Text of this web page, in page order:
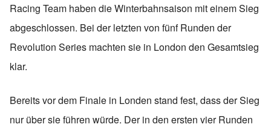
Racing Team haben die Winterbahnsaison mit einem Sieg
abgeschlossen. Bei der letzten von fünf Runden der
Revolution Series machten sie in London den Gesamtsieg
klar.
Bereits vor dem Finale in Londen stand fest, dass der Sieg
nur über sie führen würde. Der in den ersten vier Runden